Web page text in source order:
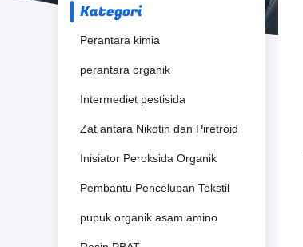
Kategori
Perantara kimia
perantara organik
Intermediet pestisida
Zat antara Nikotin dan Piretroid
Inisiator Peroksida Organik
Pembantu Pencelupan Tekstil
pupuk organik asam amino